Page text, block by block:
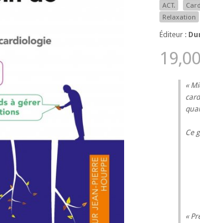
ACT.
Relaxation
Éditeur :
Ce
«